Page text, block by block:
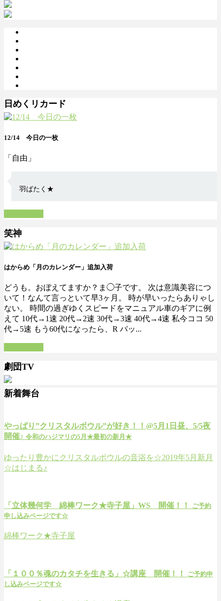
日めくリカード
12/14 今日の一枚
「自由」
羽ばたく★
笑神
はからめ「月のカレンダー」追加入荷
どうも。おぼえてますか？ま◯子です。 次は意識美容につ
いて！なんて言っといて早3ヶ月。 時が早いったらありゃし
ない。 時間の過ぎゆくスピードをマニュアル車のギアに例
えて 10代→1速 20代→2速 30代→3速 40代→4速 私今ココ 50
代→5速 もう60代になったら、R バッ...
劇団TV
新着舞台
やっぱり”クリスタルボウル”が好き！！@5月1日昼、5/5夜
開催♪ 令和のハジマリの5月★最初の新月★
ゆったり豊かにクリスタルボウルの音浴を☆2019年5月新月
☆はじまる♪
「立体幾何学 綿棒ワーク★寺子屋」WS 開催！！
ご予約
申し込みページです☆
綿棒ワーク★寺子屋
「１００％魂のカタチを生きる」☆講座 開催！！
ご予約申
し込みページです☆